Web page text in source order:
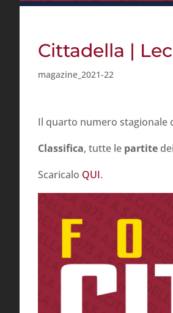
Cittadella |
magazine_2021-22
Il quarto numero stagionale
Classifica, tutte le partite dei
Scaricalo QUI.